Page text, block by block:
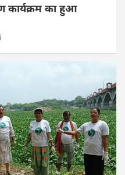
कार्यक्रम का हुआ